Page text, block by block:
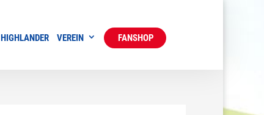
HIGHLANDER VEREIN FANSHOP